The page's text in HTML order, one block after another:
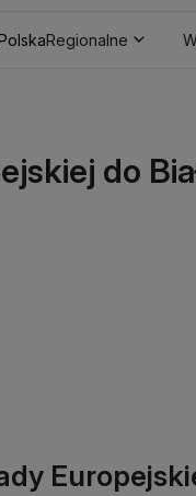
Regionalne
do